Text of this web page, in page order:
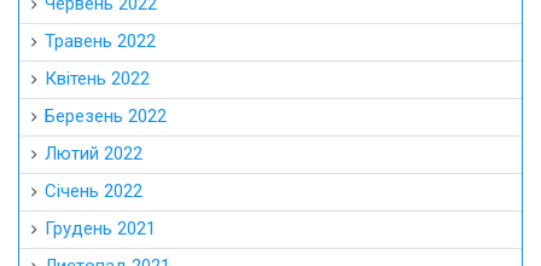
Травень 2022
Квітень 2022
Березень 2022
Лютий 2022
Січень 2022
Грудень 2021